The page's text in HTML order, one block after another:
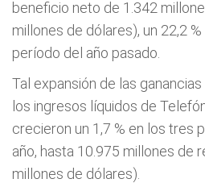
beneficio neto de 1.342
millones de dólares), un 22,2
período del año pasado.
Tal expansión de las
los ingresos líquidos de
crecieron un 1,7 % en los tres
año, hasta 10.975 millones de
millones de dólares).